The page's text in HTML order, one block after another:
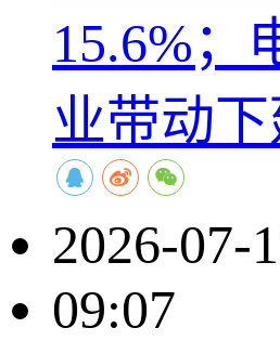
15.6%；
业带动
2026-07-
09:07